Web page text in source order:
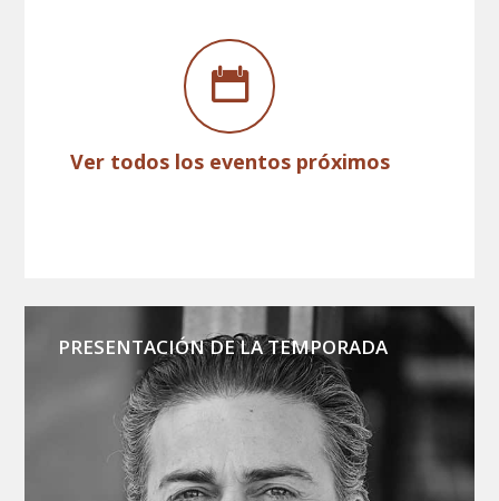
Ver todos los eventos próximos
PRESENTACIÓN DE LA TEMPORADA